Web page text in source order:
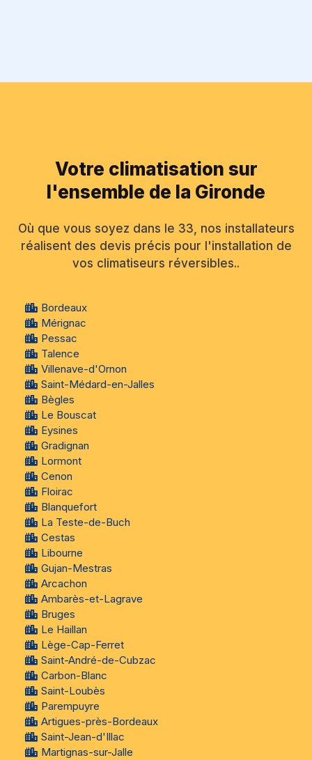
Votre climatisation sur
l'ensemble de la Gironde
Où que vous soyez dans le 33, nos installateurs
réalisent des devis précis pour l'installation de
vos climatiseurs réversibles..
Bordeaux
Mérignac
Pessac
Talence
Villenave-d'Ornon
Saint-Médard-en-Jalles
Bègles
Le Bouscat
Eysines
Gradignan
Lormont
Cenon
Floirac
Blanquefort
La Teste-de-Buch
Cestas
Libourne
Gujan-Mestras
Arcachon
Ambarès-et-Lagrave
Bruges
Le Haillan
Lège-Cap-Ferret
Saint-André-de-Cubzac
Carbon-Blanc
Saint-Loubès
Parempuyre
Artigues-près-Bordeaux
Saint-Jean-d'Illac
Martignas-sur-Jalle